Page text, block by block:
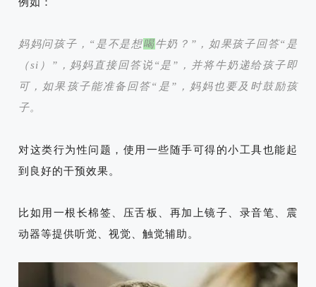
妈妈问孩子，“是不是想喝牛奶？ ”，如果孩子回答“是
（si）”，妈妈直接回答说“是”，并将牛奶递给孩子即
可，如果孩子能准备回答“ 是 ”，妈妈也要及时鼓励孩
子。
对这类行为性问题，使用一些随手可得的小工具也能起
到良好的干预效果。
比如用一根长棉签、压舌板、再加上镜子、录音笔、震
动器等提供听觉、视觉、触觉辅助。